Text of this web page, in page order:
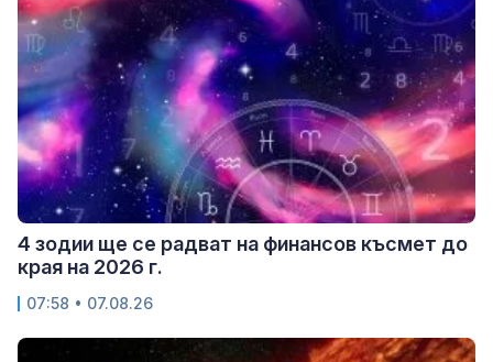
4 зодии ще се радват на финансов късмет до
края на 2026 г.
07:58 • 07.08.26